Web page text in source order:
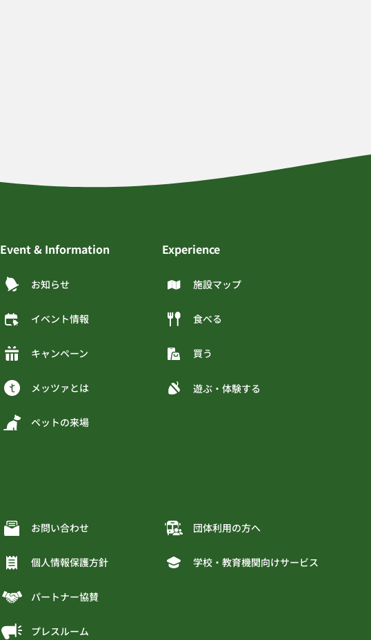
Event & Information
お知らせ
イベント情報
キャンペーン
メッツァとは
ペットの来場
Experience
施設マップ
食べる
買う
遊ぶ・体験する
お問い合わせ
個人情報保護方針
パートナー協賛
プレスルーム
団体利用の方へ
学校・教育機関向けサービス